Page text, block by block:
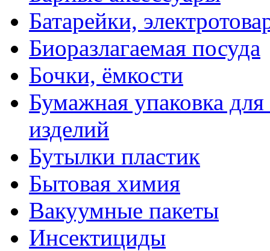
Батарейки,
Биоразлагаемая посуда
Бочки, ёмкости
Бумажная упаковка
изделий
Бутылки пластик
Бытовая химия
Вакуумные пакеты
Инсектициды